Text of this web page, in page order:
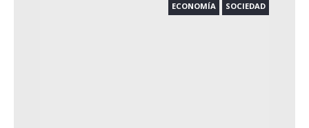
ECONOMÍA SOCIEDAD